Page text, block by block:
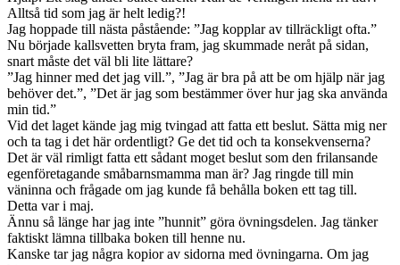
Alltså tid som jag är helt ledig?!
Jag hoppade till nästa påstående: ”Jag kopplar av tillräckligt ofta.”
Nu började kallsvetten bryta fram, jag skummade neråt på sidan,
snart måste det väl bli lite lättare?
”Jag hinner med det jag vill.”, ”Jag är bra på att be om hjälp när jag
behöver det.”, ”Det är jag som bestämmer över hur jag ska använda
min tid.”
Vid det laget kände jag mig tvingad att fatta ett beslut. Sätta mig ner
och ta tag i det här ordentligt? Ge det tid och ta konsekvenserna?
Det är väl rimligt fatta ett sådant moget beslut som den frilansande
egenföretagande småbarnsmamma man är? Jag ringde till min
väninna och frågade om jag kunde få behålla boken ett tag till.
Detta var i maj.
Ännu så länge har jag inte ”hunnit” göra övningsdelen. Jag tänker
faktiskt lämna tillbaka boken till henne nu.
Kanske tar jag några kopior av sidorna med övningarna. Om jag